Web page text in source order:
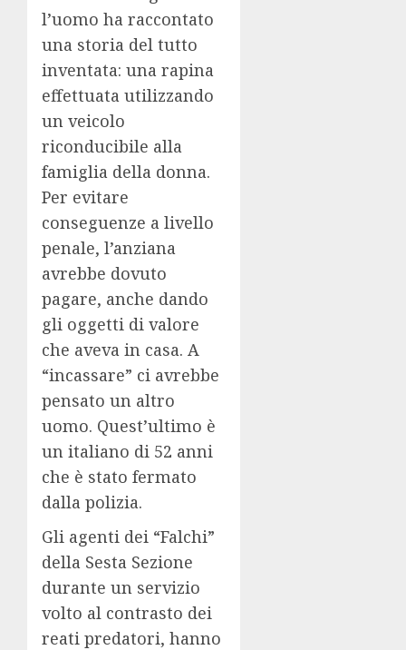
l’uomo ha raccontato
una storia del tutto
inventata: una rapina
effettuata utilizzando
un veicolo
riconducibile alla
famiglia della donna.
Per evitare
conseguenze a livello
penale, l’anziana
avrebbe dovuto
pagare, anche dando
gli oggetti di valore
che aveva in casa. A
“incassare” ci avrebbe
pensato un altro
uomo. Quest’ultimo è
un italiano di 52 anni
che è stato fermato
dalla polizia.
Gli agenti dei “Falchi”
della Sesta Sezione
durante un servizio
volto al contrasto dei
reati predatori, hanno